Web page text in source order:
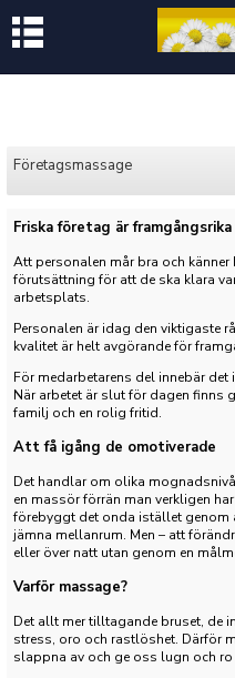
Företagsmassage
Friska företag är
Att personalen mår bra och
förutsättning för att de ska klara
arbetsplats.
Personalen är idag den viktigaste
kvalitet är helt avgörande för
För medarbetarens del innebär
När arbetet är slut för dagen finns
familj och en rolig fritid.
Att få igång de omotiverade
Det handlar om olika
en massör förrän man verkligen
förebyggt det onda istället genom
jämna mellanrum. Men – att
eller över natt utan genom en
Varför massage?
Det allt mer tilltagande bruset, de
stress, oro och rastlöshet. Därför
slappna av och ge oss lugn och